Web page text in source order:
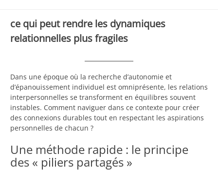
ce qui peut rendre les dynamiques
relationnelles plus fragiles
Dans une époque où la recherche d’autonomie et
d’épanouissement individuel est omniprésente, les relations
interpersonnelles se transforment en équilibres souvent
instables. Comment naviguer dans ce contexte pour créer
des connexions durables tout en respectant les aspirations
personnelles de chacun ?
Une méthode rapide : le principe
des « piliers partagés »